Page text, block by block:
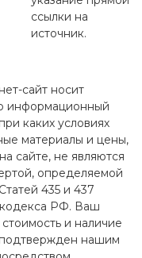
ссылки на
источник.
сайт носит
информационный
каких условиях
материалы и цены,
сайте, не являются
определяемой
435 и 437
кодекса РФ. Ваш
и наличие
нашим